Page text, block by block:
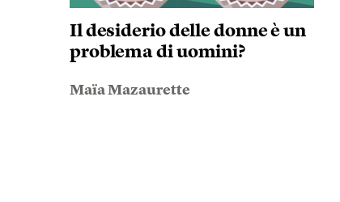
Il desiderio delle donne è un
problema di uomini?
Maïa Mazaurette